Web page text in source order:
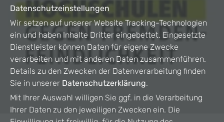
Datenschutzeinstellungen
Wir setzen auf unserer Website Tracking-Technologien
ein und haben Inhalte Dritter eingebettet. Eingesetzte
Dienstleister können Daten für eigene Zwecke
verarbeiten und mit anderen Daten zusammenführen.
Details zu den Zwecken der Datenverarbeitung finden
Sie in unserer Datenschutzerklärung.
Mit Ihrer Auswahl willigen Sie ggf. in die Verarbeitung
Ihrer Daten zu den jeweiligen Zwecken ein. Die